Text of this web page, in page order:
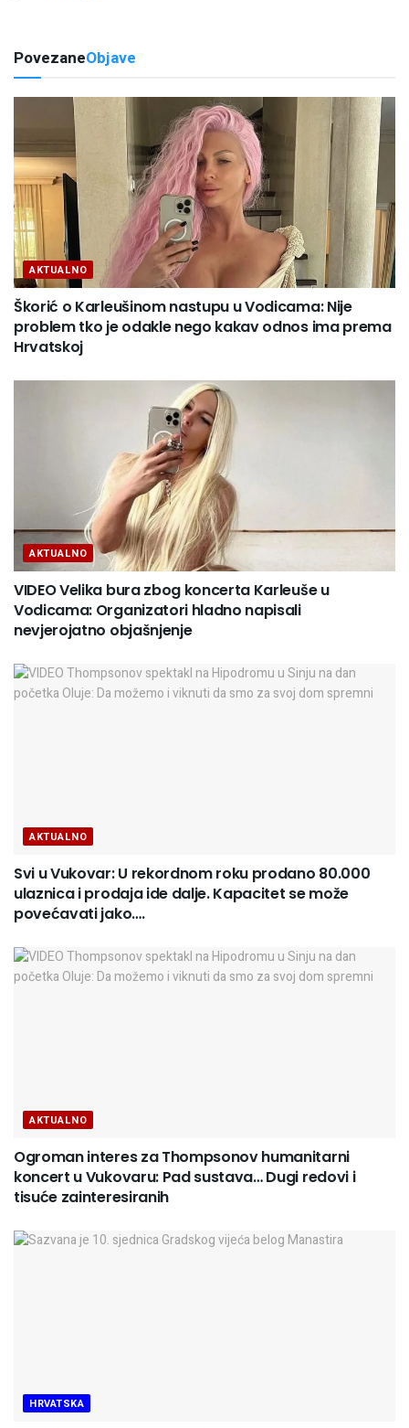
PovezaneObjave
AKTUALNO
Škorić o Karleušinom nastupu u Vodicama: Nije
problem tko je odakle nego kakav odnos ima prema
Hrvatskoj
AKTUALNO
VIDEO Velika bura zbog koncerta Karleuše u
Vodicama: Organizatori hladno napisali
nevjerojatno objašnjenje
AKTUALNO
Svi u Vukovar: U rekordnom roku prodano 80.000
ulaznica i prodaja ide dalje. Kapacitet se može
povećavati jako….
AKTUALNO
Ogroman interes za Thompsonov humanitarni
koncert u Vukovaru: Pad sustava… Dugi redovi i
tisuće zainteresiranih
HRVATSKA